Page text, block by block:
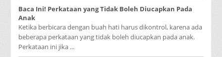
Baca Ini! Perkataan yang Tidak Boleh Diucapkan Pada
Anak
Ketika berbicara dengan buah hati harus dikontrol, karena ada
beberapa perkataan yang tidak boleh diucapkan pada anak.
Perkataan ini jika ...